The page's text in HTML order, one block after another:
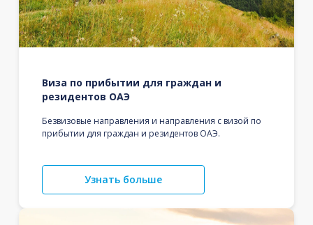
Виза по прибытии для граждан и
резидентов ОАЭ
Безвизовые направления и направления с визой по
прибытии для граждан и резидентов ОАЭ.
Узнать больше